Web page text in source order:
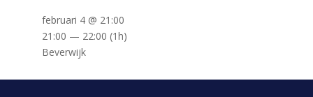
februari 4 @ 21:00
21:00 — 22:00 (1h)
Beverwijk